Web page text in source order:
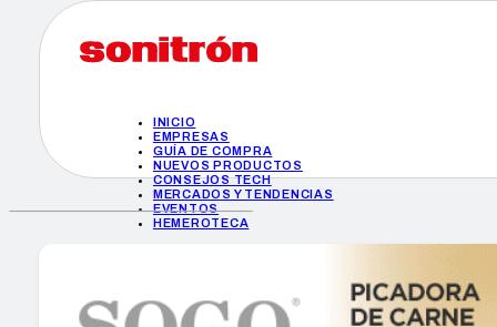
INICIO
EMPRESAS
GUÍA DE COMPRA
NUEVOS PRODUCTOS
CONSEJOS TECH
MERCADOS Y TENDENCIAS
EVENTOS
HEMEROTECA
GUÍA DE COMPRA
NUEVOS PRODUCTOS